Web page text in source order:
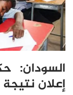
السودان:
إعلان